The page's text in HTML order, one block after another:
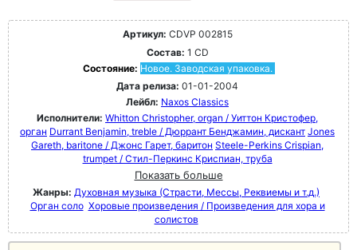
Артикул: CDVP 002815
Состав: 1 CD
Состояние: Новое. Заводская упаковка.
Дата релиза: 01-01-2004
Лейбл: Naxos Classics
Исполнители: Whitton Christopher, organ / Уиттон Кристофер,
орган Durrant Benjamin, treble / Дюррант Бенджамин, дискант Jones
Gareth, baritone / Джонс Гарет, баритон Steele-Perkins Crispian,
trumpet / Стил-Перкинс Криспиан, труба
Показать больше
Жанры: Духовная музыка (Страсти, Мессы, Реквиемы и т.д.)
Орган соло Хоровые произведения / Произведения для хора и
солистов